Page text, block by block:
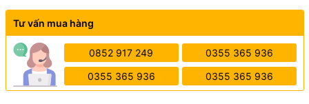
Tư vấn mua hàng
0852 917 249 0355 365 936
0355 365 936 0355 365 936